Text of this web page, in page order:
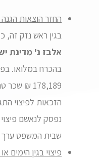
החזר הוצאות
בגין ראש נזק זה,
אלבז נ' מדינת
בהכרח במלואו.
178,189 ₪
הזכאות לפיצוי
שבית המשפט ערך
פיצוי בגין